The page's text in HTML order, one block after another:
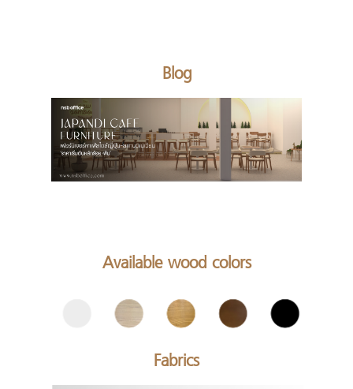
Blog
Available wood colors
Fabrics